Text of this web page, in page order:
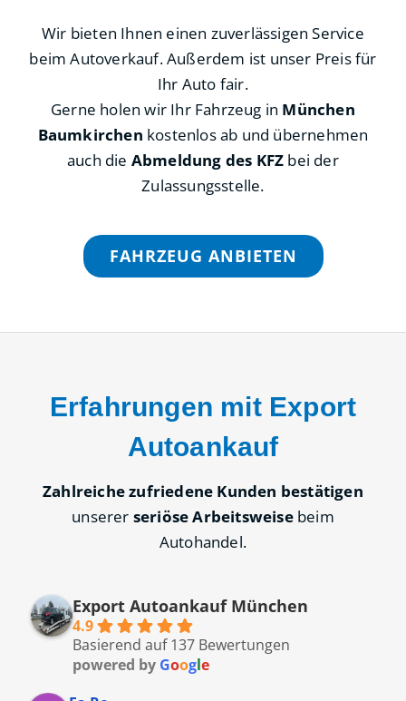
Jetzt
Wir bieten Ihnen einen zuverlässigen Service
beim Autoverkauf. Außerdem ist unser Preis für
Ihr Auto fair.
Gerne holen wir Ihr Fahrzeug in München
Baumkirchen kostenlos ab und übernehmen
auch die Abmeldung des KFZ bei der
Zulassungsstelle.
FAHRZEUG ANBIETEN
Erfahrungen mit Export
Autoankauf
Zahlreiche zufriedene Kunden bestätigen
unserer seriöse Arbeitsweisebeim
Autohandel.
Export Autoankauf München
4.9
Basierend auf 137 Bewertungen
powered by Google